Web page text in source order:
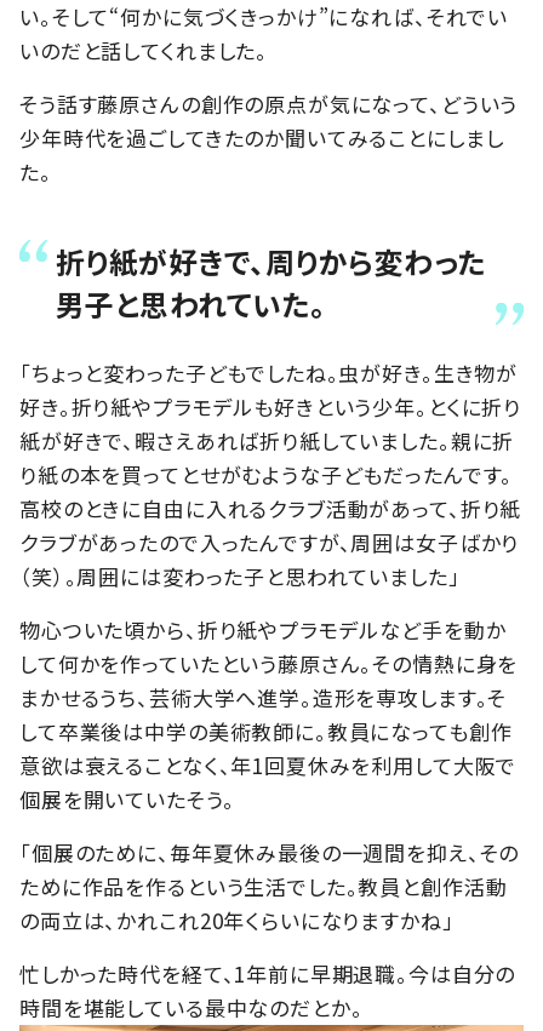
い。そして“何かに気づくきっかけ”になれば、それでい
いのだと話してくれました。
そう話す藤原さんの創作の原点が気になって、どういう
少年時代を過ごしてきたのか聞いてみることにしまし
た。
折り紙が好きで、周りから変わった
男子と思われていた。
「ちょっと変わった子どもでしたね。虫が好き。生き物が
好き。折り紙やプラモデルも好きという少年。とくに折り
紙が好きで、暇さえあれば折り紙していました。親に折
り紙の本を買ってとせがむような子どもだったんです。
高校のときに自由に入れるクラブ活動があって、折り紙
クラブがあったので入ったんですが、周囲は女子ばかり
（笑）。周囲には変わった子と思われていました」
物心ついた頃から、折り紙やプラモデルなど手を動か
して何かを作っていたという藤原さん。その情熱に身を
まかせるうち、芸術大学へ進学。造形を専攻します。そ
して卒業後は中学の美術教師に。教員になっても創作
意欲は衰えることなく、年1回夏休みを利用して大阪で
個展を開いていたそう。
「個展のために、毎年夏休み最後の一週間を抑え、その
ために作品を作るという生活でした。教員と創作活動
の両立は、かれこれ20年くらいになりますかね」
忙しかった時代を経て、1年前に早期退職。今は自分の
時間を堪能している最中なのだとか。